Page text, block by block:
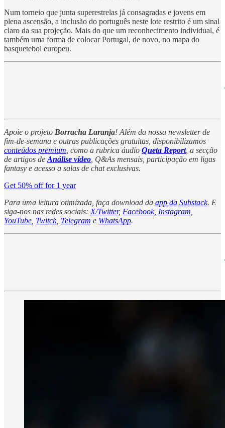
Num torneio que junta superestrelas já consagradas e jovens em
plena ascensão, a inclusão do português neste lote restrito é um sinal
claro da sua projeção. Mais do que um reconhecimento individual, é
também uma forma de colocar Portugal, de novo, no mapa do
basquetebol europeu.
Apoie o projeto Borracha Laranja! Além da nossa newsletter de
fim-de-semana e outras publicações gratuitas, disponibilizamos
conteúdos premium , como a rubrica áudio Queta Report, a secção
de artigos de Análise vídeo , Q&As mensais, participação em ligas
fantasy e acesso a salas de chat exclusivas.
Get 50% off for 1 year
Para uma leitura otimizada, faça download da app da Substack. E
siga-nos nas redes sociais: X/Twitter, Facebook, Instagram
YouTube Twitch Telegram e WhatsApp.